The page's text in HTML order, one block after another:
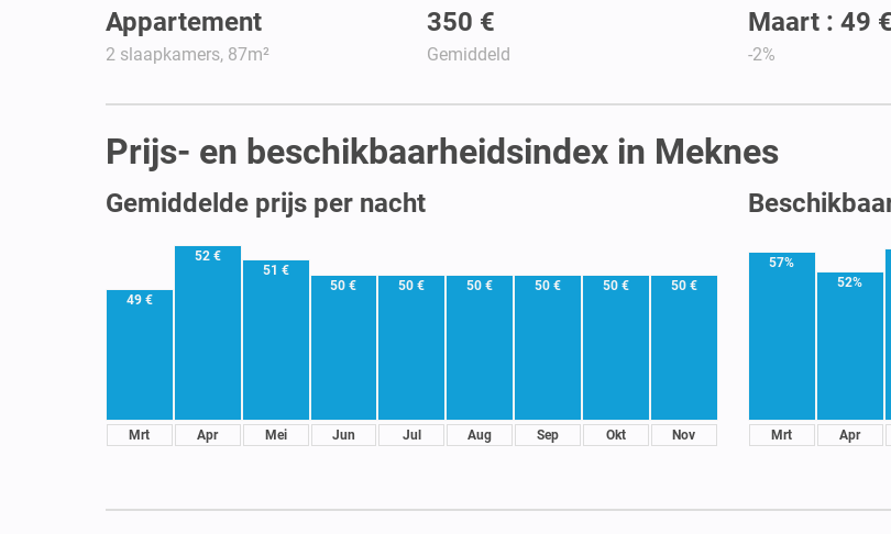
Appartement
2 slaapkamers, 87m²
350 €
Gemiddeld
Maart : 49 €
-2%
Prijs- en beschikbaarheidsindex in Meknes
Gemiddelde prijs per nacht
49 €
Mrt
52 €
Apr
51 €
Mei
50 €
Jun
50 €
Jul
50 €
Aug
50 €
Sep
50 €
Okt
50 €
Nov
57%
Mrt
52%
Apr